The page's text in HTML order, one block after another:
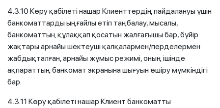
4.3.10 Көру қабілеті нашар Клиенттердің пайдалануы үшін
банкоматтарды ыңғайлы етіп таңбалау, мысалы,
банкоматтың құлаққап қосатын жалғағышы бар, бүйір
жақтары арнайы шектеуші қалқалармен/перделермен
жабдықталған, арнайы жұмыс режимі, оның ішінде
ақпараттың банкомат экранына шығуын өшіру мүмкіндігі
бар.
4.3.11 Көру қабілеті нашар Клиент банкоматты